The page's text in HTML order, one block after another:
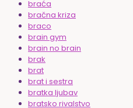
braća
bračna kriza
braco
brain gym
brain no brain
brak
brat
brat i sestra
bratka ljubav
bratsko rivalstvo